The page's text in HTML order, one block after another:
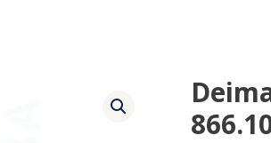
produkto
Deimantinis